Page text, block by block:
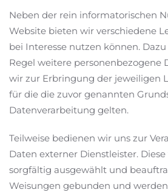
Neben der rein informatorischen
Website bieten wir verschiedene
bei Interesse nutzen können.
Regel weitere personenbezogene
wir zur Erbringung der jeweiligen
für die die zuvor genannten
Datenverarbeitung gelten.
Teilweise bedienen wir uns zur
Daten externer Dienstleister.
sorgfältig ausgewählt und
Weisungen gebunden und